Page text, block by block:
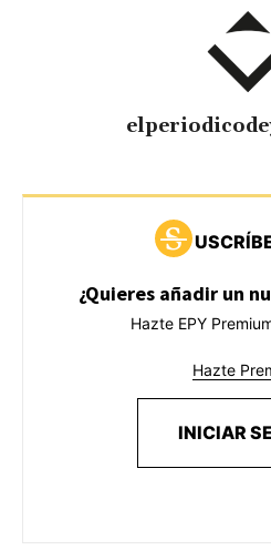
¿Quieres añadir un
Hazte EPY
Hazte
INICIAR